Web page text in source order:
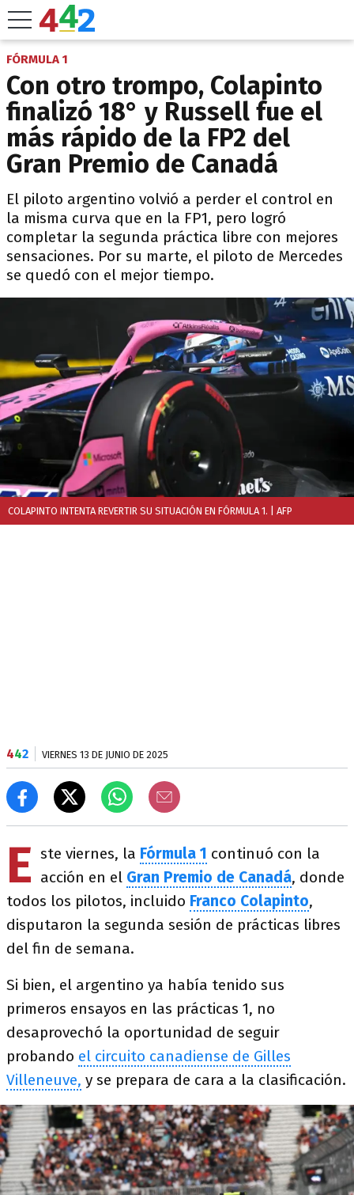
FÓRMULA 1
Con otro trompo, Colapinto
finalizó 18° y Russell fue el
más rápido de la FP2 del
Gran Premio de Canadá
El piloto argentino volvió a perder el control en
la misma curva que en la FP1, pero logró
completar la segunda práctica libre con mejores
sensaciones. Por su marte, el piloto de Mercedes
se quedó con el mejor tiempo.
COLAPINTO INTENTA REVERTIR SU SITUACIÓN EN FÓRMULA 1. | AFP
442 VIERNES 13 DE JUNIO DE 2025
E ste viernes, la Fórmula 1 continuó con la
acción en el Gran Premio de Canadá, donde
todos los pilotos, incluido Franco Colapinto,
disputaron la segunda sesión de prácticas libres
del fin de semana.
Si bien, el argentino ya había tenido sus
primeros ensayos en las prácticas 1, no
desaprovechó la oportunidad de seguir
probando el circuito canadiense de Gilles
Villeneuve, y se prepara de cara a la clasificación.